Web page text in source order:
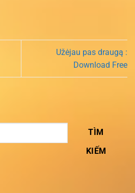
Užėjau pas draugą :
Download Free
TÌM
KIẾM